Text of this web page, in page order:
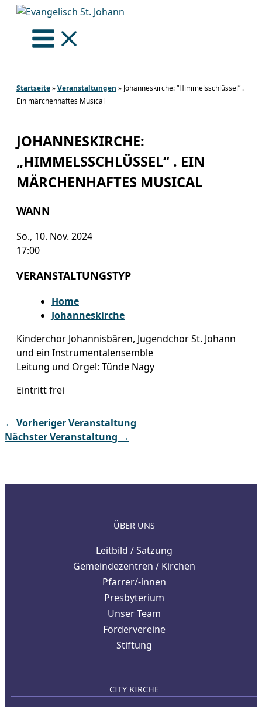
Zum
springen
Startseite»Veranstaltungen » Johanneskirche: “Himmelsschlüssel” .
Ein märchenhaftes Musical
JOHANNESKIRCHE:
„HIMMELSSCHLÜSSEL“ . EIN
MÄRCHENHAFTES MUSICAL
WANN
So., 10. Nov. 2024
17:00
VERANSTALTUNGSTYP
Home
Johanneskirche
Kinderchor Johannisbären, Jugendchor St. Johann
und ein Instrumentalensemble
Leitung und Orgel: Tünde Nagy
Eintritt frei
← Vorheriger Veranstaltung
Nächster Veranstaltung →
ÜBER UNS
Leitbild / Satzung
Gemeindezentren / Kirchen
Pfarrer/-innen
Presbyterium
Unser Team
Fördervereine
Stiftung
CITY KIRCHE